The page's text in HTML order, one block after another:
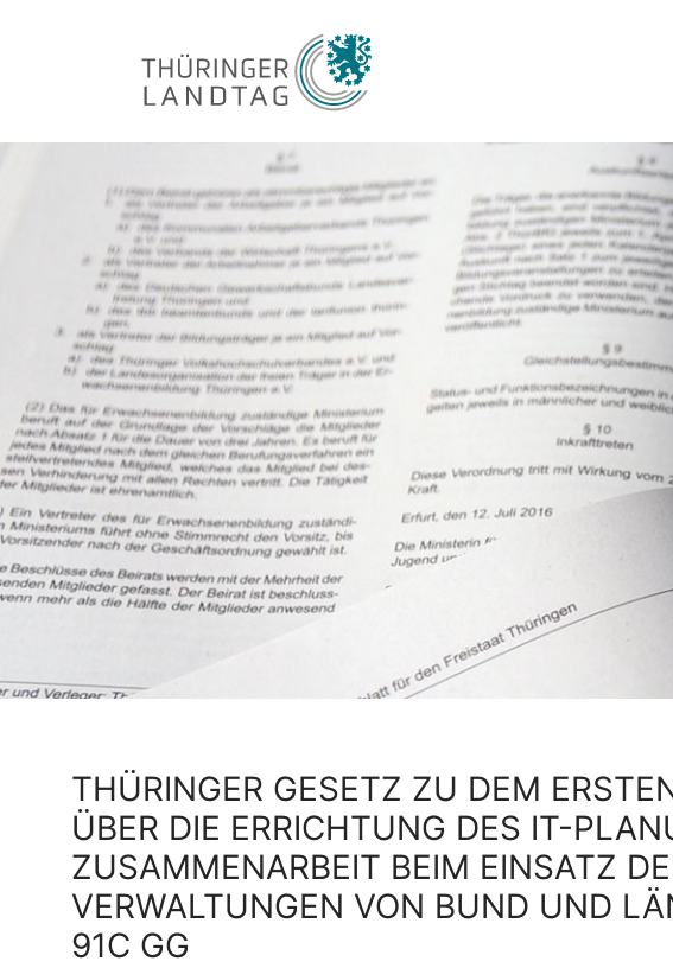
THÜRINGER GESETZ ZU DEM
ÜBER DIE ERRICHTUNG DES IT-
ZUSAMMENARBEIT BEIM EINSATZ
VERWALTUNGEN VON BUND UND
91C GG